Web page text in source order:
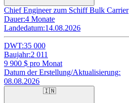
Chief Engineer zum Schiff Bulk Carrier
Dauer:4 Monate
Landedatum:14.08.2026
DWT:35 000
Baujahr:2 011
9 900 $ pro Monat
Datum der Erstellung/Aktualisierung:
08.08.2026
🇮🇳